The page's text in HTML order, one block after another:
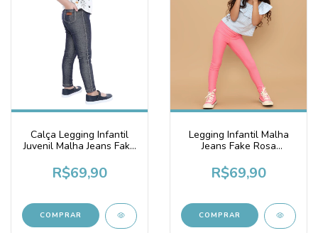
Calça Legging Infantil
Juvenil Malha Jeans Fake
R$69,90
COMPRAR
Legging Infantil Malha
Jeans Fake Rosa
R$69,90
COMPRAR